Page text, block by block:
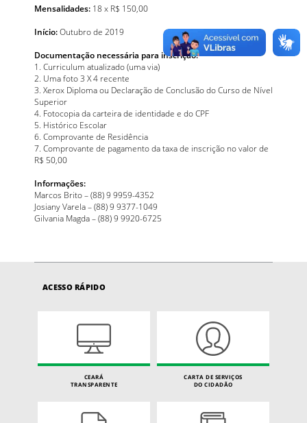
Mensalidades: 18 x R$ 150,00
Início:Outubro de 2019
Documentação necessária para inscrição:
1. Curriculum atualizado (uma via)
2. Uma foto 3 X 4 recente
3. Xerox Diploma ou Declaração de Conclusão do Curso de Nível
Superior
4. Fotocopia da carteira de identidade e do CPF
5. Histórico Escolar
6. Comprovante de Residência
7. Comprovante de pagamento da taxa de inscrição no valor de
R$ 50,00
Informações:
Marcos Brito – (88) 9 9959-4352
Josiany Varela – (88) 9 9377-1049
Gilvania Magda – (88) 9 9920-6725
ACESSO RÁPIDO
CEARÁ
TRANSPARENTE
CARTA DE SERVIÇOS
DO CIDADÃO